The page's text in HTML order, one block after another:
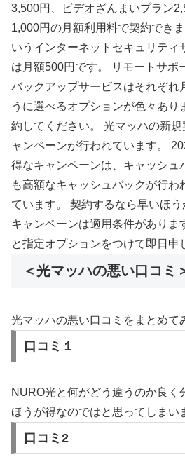
3,500円、ビデオざんまいプラン
1,000円の月額利用料で契約でき
いうインターネットセキュリティ
は月額500円です。 リモートサポ
バックアップサービスはそれぞれ
うに選べるオプションが色々あり
約してください。 光マッハの新
ャンペーンが行われています。
得なキャンペーンは、キャッシュ
も高額なキャッシュバックが行わ
ています。 契約するなら早いほ
キャンペーンは適用条件がありま
と指定オプションをつけて即日申
＜光マッハの悪い口コミ
光マッハの悪い口コミをまとめて
口コミ１
NURO光と何がどう違うのか良く
ほうが得なのではと思ってしまい
口コミ2